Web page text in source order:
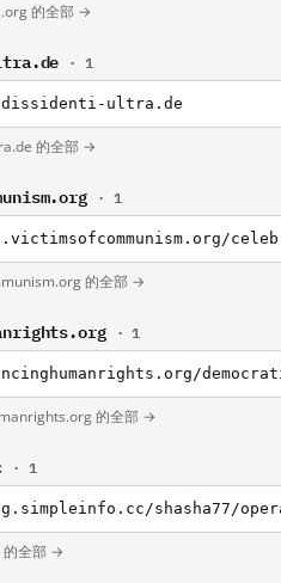
的全部 →
· 1
ultra.de
的全部 →
· 1
的全部 →
· 1
的全部 →
· 1
的全部 →